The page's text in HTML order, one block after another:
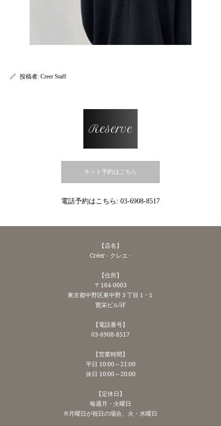
投稿者: Creer Staff
Reserve
ネット予約はこちら
電話予約はこちら: 03-6908-8517
【店名】
Créer - クレエ -
【住所】
〒164-0003
東京都中野区東中野３丁目１−１
寛栄ビル5F
【電話番号】
03-6908-8517
【営業時間】
平日 10:00～21:00
休日 10:00～20:00
【定休日】
毎週月・火曜日
※月曜日が祝日の場合、火・水曜日